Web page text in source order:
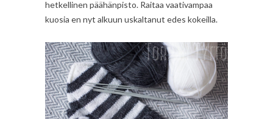
hetkellinen päähänpisto. Raitaa vaativampaa
kuosia en nyt alkuun uskaltanut edes kokeilla.